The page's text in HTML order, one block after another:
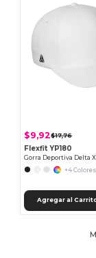
$9,92$17,76
Flexfit YP180
Gorra Deportiva Delta
+4 Colores
Agregar al